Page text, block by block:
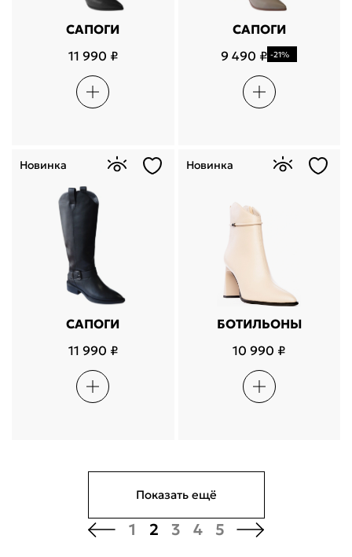
САПОГИ
11 990 ₽
САПОГИ
9 490 ₽ -21%
САПОГИ
11 990 ₽
Новинка
БОТИЛЬОНЫ
10 990 ₽
Новинка
Показать ещё
1 2 3 4 5